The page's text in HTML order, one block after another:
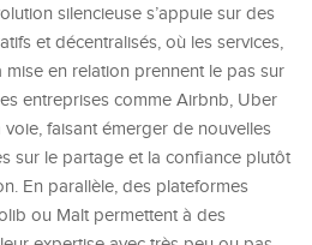
silencieuse s’appuie sur des
et décentralisés, où les services,
mise en relation prennent le pas sur
entreprises comme Airbnb, Uber
faisant émerger de nouvelles
sur le partage et la confiance plutôt
En parallèle, des plateformes
ou Malt permettent à des